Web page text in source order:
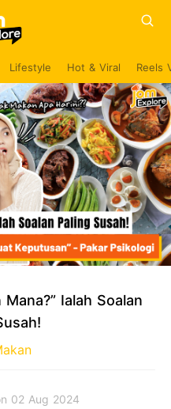
Lifestyle Hot & Viral Reels
Ialah Soalan
02 Aug 2024